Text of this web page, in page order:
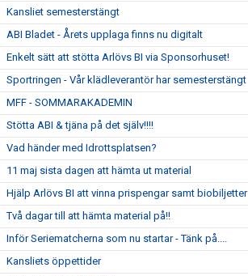
Kansliet semesterstängt
ABI Bladet - Årets upplaga finns nu digitalt
Enkelt sätt att stötta Arlövs BI via Sponsorhuset!
Sportringen - Vår klädleverantör har semesterstängt
MFF - SOMMARAKADEMIN
Stötta ABI & tjäna på det själv!!!!
Vad händer med Idrottsplatsen?
11 maj sista dagen att hämta ut material
Hjälp Arlövs BI att vinna prispengar samt biobiljetter
Två dagar till att hämta material på!!
Inför Seriematcherna som nu startar - Tänk på....
Kansliets öppettider